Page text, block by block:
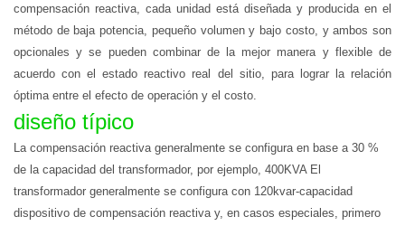
compensación reactiva, cada unidad está diseñada y producida en el
método de baja potencia, pequeño volumen y bajo costo, y ambos son
opcionales y se pueden combinar de la mejor manera y flexible de
acuerdo con el estado reactivo real del sitio, para lograr la relación
óptima entre el efecto de operación y el costo.
diseño típico
La compensación reactiva generalmente se configura en base a 30 %
de la capacidad del transformador, por ejemplo, 400KVA El
transformador generalmente se configura con 120kvar-capacidad
dispositivo de compensación reactiva y, en casos especiales, primero